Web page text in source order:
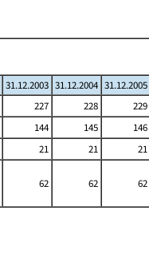
31.12.2003 31.12.2004 31.12.2005
227 228
229
144 145
146
21 21
21
62 62 62